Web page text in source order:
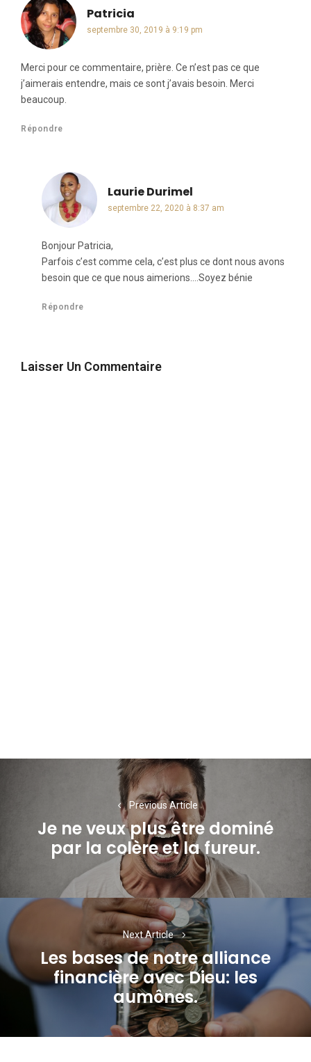
Patricia
septembre 30, 2019 à 9:19 pm
Merci pour ce commentaire, prière. Ce n’est pas ce que
j’aimerais entendre, mais ce sont j’avais besoin. Merci
beaucoup.
Répondre
Laurie Durimel
septembre 22, 2020 à 8:37 am
Bonjour Patricia,
Parfois c’est comme cela, c’est plus ce dont nous avons
besoin que ce que nous aimerions….Soyez bénie
Répondre
Laisser Un Commentaire
l’article
Previous Article
Previous
post:
Je ne veux plus être dominé
par la colère et la fureur.
Next Article
Next
post:
Les bases de notre alliance
financière avec Dieu: les
aumônes.